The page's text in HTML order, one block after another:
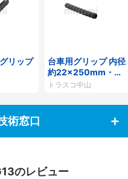
リップ
台車用グリップ 内径
約22×250mm・内
径約28×300mm
トラスコ中山
術窓口
のレビュー